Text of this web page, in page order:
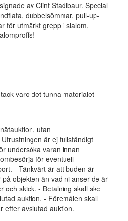
av Clint Stadlbaur. Special
dubbelsömmar, pull-up-
för utmärkt grepp i slalom,
vare det tunna materialet
utan
är ej fullständigt
undersöka varan innan
för eventuell
- Tänkvärt är att buden är
objekten än vad ni anser de är
och skick. - Betalning skall ske
auktion. - Föremålen skall
efter avslutad auktion.